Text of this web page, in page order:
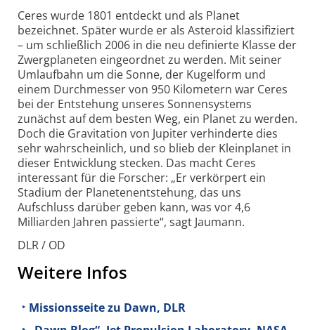
Ceres wurde 1801 entdeckt und als Planet
bezeichnet. Später wurde er als Asteroid klassifiziert
– um schließlich 2006 in die neu definierte Klasse der
Zwergplaneten eingeordnet zu werden. Mit seiner
Umlaufbahn um die Sonne, der Kugelform und
einem Durchmesser von 950 Kilometern war Ceres
bei der Entstehung unseres Sonnensystems
zunächst auf dem besten Weg, ein Planet zu werden.
Doch die Gravitation von Jupiter verhinderte dies
sehr wahrscheinlich, und so blieb der Kleinplanet in
dieser Entwicklung stecken. Das macht Ceres
interessant für die Forscher: „Er verkörpert ein
Stadium der Planetenentstehung, das uns
Aufschluss darüber geben kann, was vor 4,6
Milliarden Jahren passierte“, sagt Jaumann.
DLR / OD
Weitere Infos
Missionsseite zu Dawn, DLR